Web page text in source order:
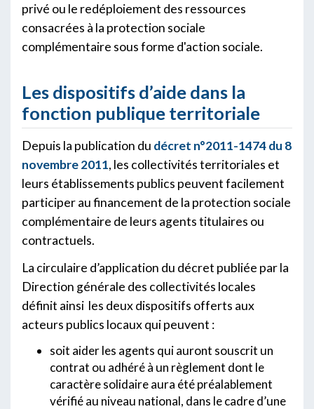
privé ou le redéploiement des ressources
consacrées à la protection sociale
complémentaire sous forme d'action sociale.
Les dispositifs d’aide dans la
fonction publique territoriale
Depuis la publication du décret n°2011-1474 du 8
novembre 2011, les collectivités territoriales et
leurs établissements publics peuvent facilement
participer au financement de la protection sociale
complémentaire de leurs agents titulaires ou
contractuels.
La circulaire d’application du décret publiée par la
Direction générale des collectivités locales
définit ainsi les deux dispositifs offerts aux
acteurs publics locaux qui peuvent :
soit aider les agents qui auront souscrit un
contrat ou adhéré à un règlement dont le
caractère solidaire aura été préalablement
vérifié au niveau national, dans le cadre d’une